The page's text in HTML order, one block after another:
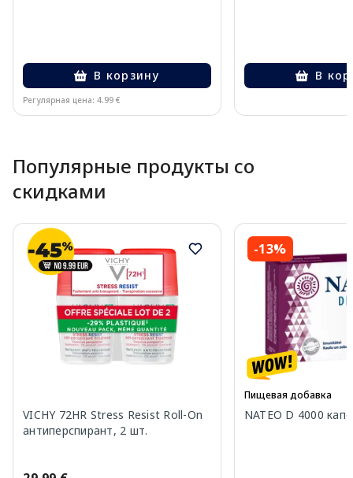
В корзину
Регулярная цена: 4.99 €
В
Популярные продукты со
скидками
VICHY 72HR Stress Resist Roll-On
антиперспирант, 2 шт.
-13%
Пищевая добавка
NATEO D 4000